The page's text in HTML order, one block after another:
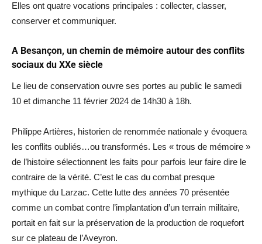
Elles ont quatre vocations principales : collecter, classer,
conserver et communiquer.
A Besançon, un chemin de mémoire autour des conflits
sociaux du XXe siècle
Le lieu de conservation ouvre ses portes au public le samedi
10 et dimanche 11 février 2024 de 14h30 à 18h.
Philippe Artières, historien de renommée nationale y évoquera
les conflits oubliés…ou transformés. Les « trous de mémoire »
de l’histoire sélectionnent les faits pour parfois leur faire dire le
contraire de la vérité. C’est le cas du combat presque
mythique du Larzac. Cette lutte des années 70 présentée
comme un combat contre l’implantation d’un terrain militaire,
portait en fait sur la préservation de la production de roquefort
sur ce plateau de l’Aveyron.